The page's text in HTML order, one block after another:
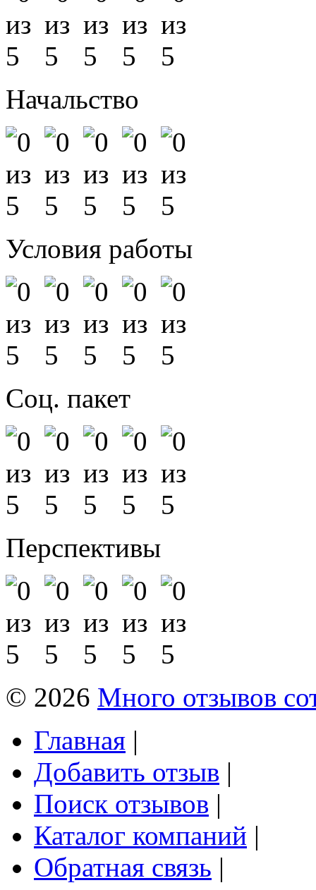
Начальство
Условия работы
Соц. пакет
Перспективы
© 2026 Много отзывов
Главная |
Добавить отзыв |
Поиск отзывов |
Каталог компаний |
Обратная связь |